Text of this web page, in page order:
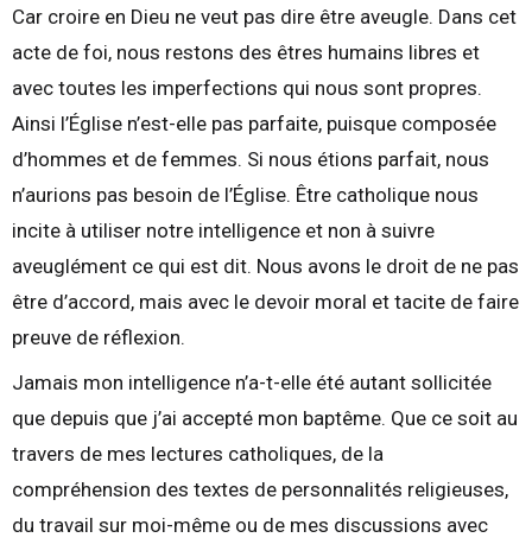
Car croire en Dieu ne veut pas dire être aveugle. Dans cet
acte de foi, nous restons des êtres humains libres et
avec toutes les imperfections qui nous sont propres.
Ainsi l’Église n’est-elle pas parfaite, puisque composée
d’hommes et de femmes. Si nous étions parfait, nous
n’aurions pas besoin de l’Église. Être catholique nous
incite à utiliser notre intelligence et non à suivre
aveuglément ce qui est dit. Nous avons le droit de ne pas
être d’accord, mais avec le devoir moral et tacite de faire
preuve de réflexion.
Jamais mon intelligence n’a-t-elle été autant sollicitée
que depuis que j’ai accepté mon baptême. Que ce soit au
travers de mes lectures catholiques, de la
compréhension des textes de personnalités religieuses,
du travail sur moi-même ou de mes discussions avec